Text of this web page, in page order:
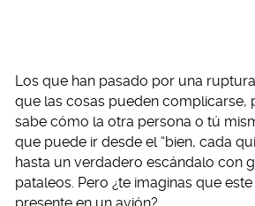
Los que han pasado por una
que las cosas pueden complicarse,
sabe cómo la otra persona o tú
que puede ir desde el “bien, cada
hasta un verdadero escándalo con
pataleos. Pero ¿te imaginas que